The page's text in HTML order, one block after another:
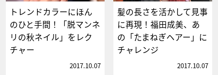
トレンドカラーにほん
のひと手間！「脱マンネ
リの秋ネイル」をレク
チャー
2017.10.07
髪の長さを活かして見事
に再現！福田成美、あ
の「たまねぎヘアー」に
チャレンジ
2017.10.07